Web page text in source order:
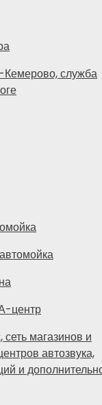
Кемерово, служба
центр
магазинов и
автозвука,
и